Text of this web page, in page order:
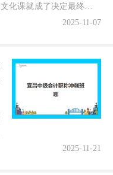
化课就成了决定最终录取
询问："济南卓星...2025-11-07
2025-11-21